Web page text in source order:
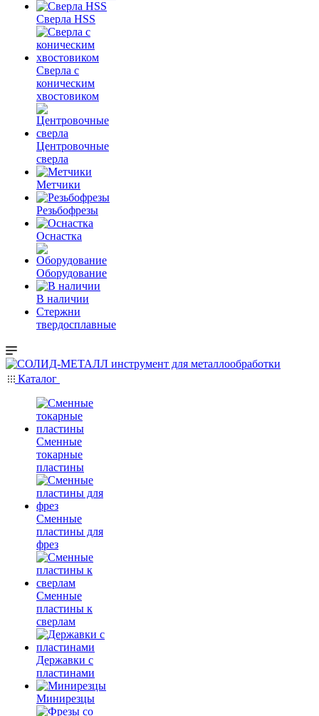
Сверла HSS
Сверла с
коническим
хвостовиком
Центровочные
сверла
Метчики
Резьбофрезы
Оснастка
Оборудование
В наличии
Стержни
твердосплавные
Каталог
Сменные
токарные
пластины
Сменные
пластины для
фрез
Сменные
пластины к
сверлам
Державки с
пластинами
Минирезцы